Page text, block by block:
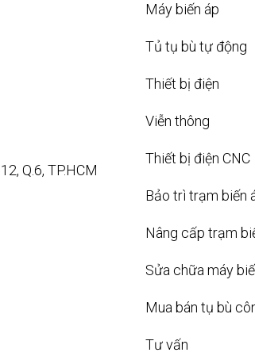
Q.6, TP.HCM
Máy biến áp
Tủ tụ bù tự động
Thiết bị điện
Viễn thông
Thiết bị điện CNC
Bảo trì trạm biến
Nâng cấp trạm
Sửa chữa máy
Mua bán tụ bù
Tư vấn